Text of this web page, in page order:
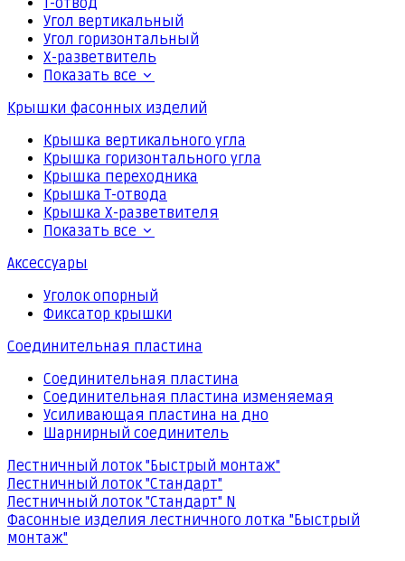
Т-отвод
Угол вертикальный
Угол горизонтальный
Х-разветвитель
Показать все
Крышки фасонных изделий
Крышка вертикального угла
Крышка горизонтального угла
Крышка переходника
Крышка Т-отвода
Крышка Х-разветвителя
Показать все
Аксессуары
Уголок опорный
Фиксатор крышки
Соединительная пластина
Соединительная пластина
Соединительная пластина изменяемая
Усиливающая пластина на дно
Шарнирный соединитель
Лестничный лоток "Быстрый монтаж"
Лестничный лоток "Стандарт"
Лестничный лоток "Стандарт" N
Фасонные изделия лестничного лотка "Быстрый
монтаж"